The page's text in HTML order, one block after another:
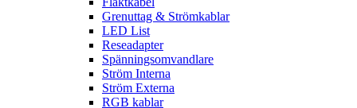
Grenuttag & Strömkablar
LED List
Reseadapter
Spänningsomvandlare
Ström Interna
Ström Externa
RGB kablar